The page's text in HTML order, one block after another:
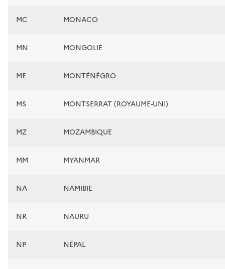
MC MONACO
MN MONGOLIE
ME MONTÉNÉGRO
MS MONTSERRAT (ROYAUME-UNI)
MZ MOZAMBIQUE
MM MYANMAR
NA NAMIBIE
NR NAURU
NP NÉPAL